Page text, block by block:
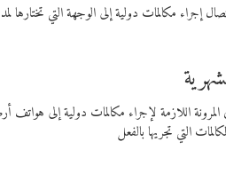
اللازمة لإجراء مكالمات دولية إلى
التي تجريها بالفعل